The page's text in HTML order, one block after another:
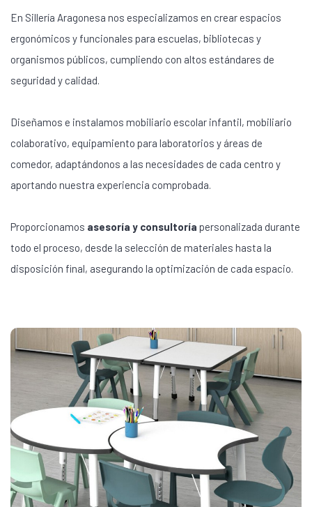
En Sillería Aragonesa nos especializamos en crear espacios
ergonómicos y funcionales para escuelas, bibliotecas y
organismos públicos, cumpliendo con altos estándares de
seguridad y calidad.
Diseñamos e instalamos mobiliario escolar infantil, mobiliario
colaborativo, equipamiento para laboratorios y áreas de
comedor, adaptándonos a las necesidades de cada centro y
aportando nuestra experiencia comprobada.
Proporcionamos asesoría y consultoría personalizada durante
todo el proceso, desde la selección de materiales hasta la
disposición final, asegurando la optimización de cada espacio.